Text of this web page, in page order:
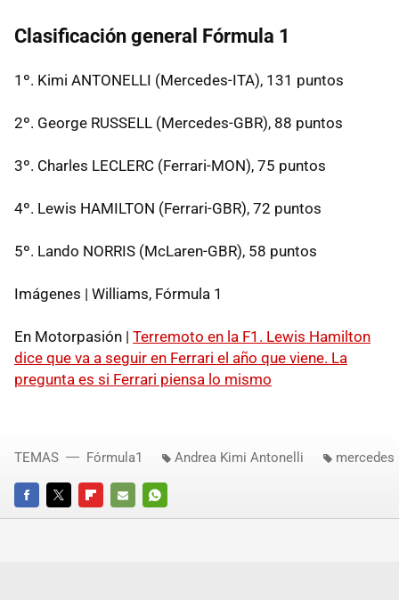
Clasificación general Fórmula 1
1º. Kimi ANTONELLI (Mercedes-ITA), 131 puntos
2º. George RUSSELL (Mercedes-GBR), 88 puntos
3º. Charles LECLERC (Ferrari-MON), 75 puntos
4º. Lewis HAMILTON (Ferrari-GBR), 72 puntos
5º. Lando NORRIS (McLaren-GBR), 58 puntos
Imágenes | Williams, Fórmula 1
En Motorpasión | Terremoto en la F1. Lewis Hamilton
dice que va a seguir en Ferrari el año que viene. La
pregunta es si Ferrari piensa lo mismo
FACEBOOKTWITTERFLIPBOARD
E-
WHATSAPP
TEMAS Fórmula1 Andrea Kimi Antonelli mercedes